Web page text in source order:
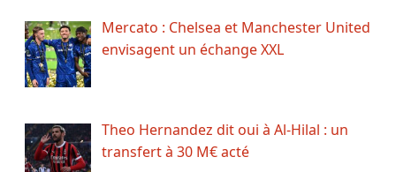
Mercato : Chelsea et Manchester United
envisagent un échange XXL
Theo Hernandez dit oui à Al-Hilal : un
transfert à 30 M€ acté